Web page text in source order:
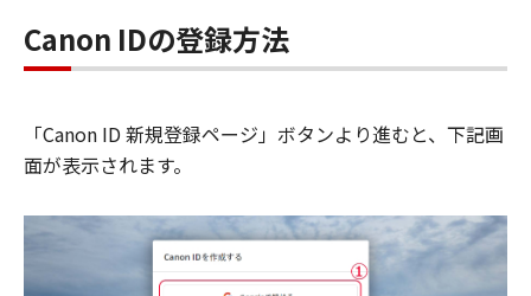
Canon IDの登録方法
「Canon ID 新規登録ページ」ボタンより進むと、下記画
面が表示されます。